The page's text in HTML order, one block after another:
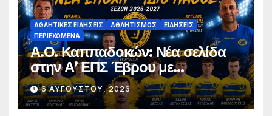
ΑΘΛΗΤΙΚΈΣ ΕΙΔΉΣΕΙΣ ΑΘΛΗΤΙΣΜΌΣ
ΕΙΔΉΣΕΙΣ
ΠΕΡΙΕΧΌΜΕΝΑ
Α.Ο. Καππαδοκών: Νέα σελίδα
στην Α’ ΕΠΣ Έβρου με
φιλοδοξίες, σταθερότητα και
επένδυση στη νέα γενιά
6 ΑΥΓΟΎΣΤΟΥ, 2026